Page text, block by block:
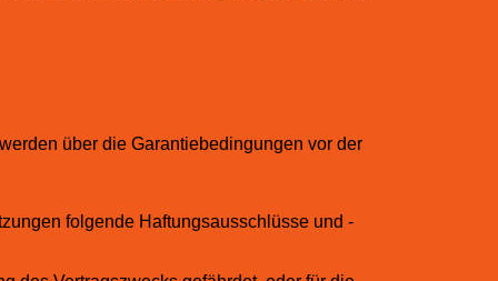
über die Garantiebedingungen vor der
folgende Haftungsausschlüsse und -